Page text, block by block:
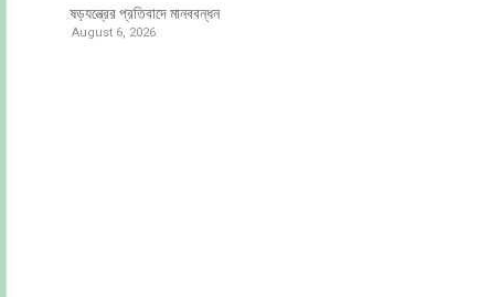
ষড়যন্ত্রের প্রতিবাদে মানববন্ধন
August 6, 2026